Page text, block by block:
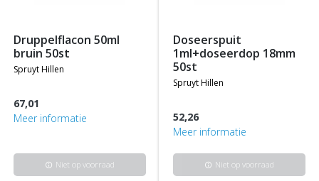
druppelflacon 50ml
bruin 50st
spruyt hillen
67,01
Meer informatie
info Niet op voorraad
doseerspuit
1ml+doseerdop 18mm
50st
spruyt hillen
52,26
Meer informatie
info Niet op voorraad